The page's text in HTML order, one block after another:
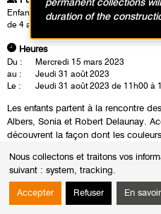
Nous collectons et traitons vos
suivant : system, tracking.
Accepter Refuser En
Enfants / Ados
de 4 ans à 6 ans
Heures
Du :
Mercredi 15 mars 2023
au :
Jeudi 31 août 2023
Le :
Jeudi 31 août 2023 de 11h00 à
Les enfants partent à la rencontre
Albers, Sonia et Robert Delaunay.
découvrent la façon dont les
mouvement. Forts de ces
atelier ils donnent vie à leur tour à
colorés.
*Cette activité est réservée aux
permanent collections
duration of the